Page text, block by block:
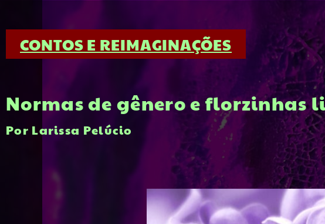
CONTOS E REIMAGINAÇÕES
Normas de gênero e florzinhas
Por Larissa Pelúcio